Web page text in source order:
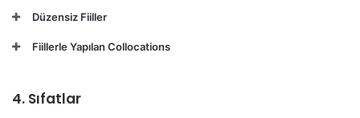
Düzensiz Fiiller
Fiillerle Yapılan Collocations
4. Sıfatlar